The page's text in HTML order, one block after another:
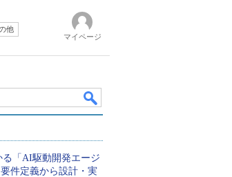
他
マイページ
る「AI駆動開発エージ
件定義から設計・実